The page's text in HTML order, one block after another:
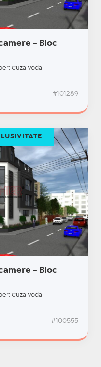
- Bloc
Cuza Voda
#101289
- Bloc
Cuza Voda
#100555